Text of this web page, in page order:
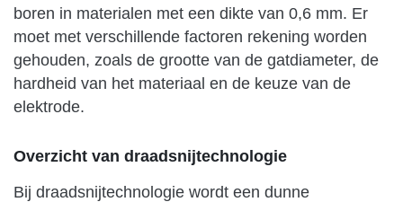
boren in materialen met een dikte van 0,6 mm. Er
moet met verschillende factoren rekening worden
gehouden, zoals de grootte van de gatdiameter, de
hardheid van het materiaal en de keuze van de
elektrode.
Overzicht van draadsnijtechnologie
Bij draadsnijtechnologie wordt een dunne